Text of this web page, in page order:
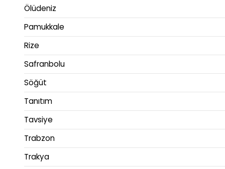
Ölüdeniz
Pamukkale
Rize
Safranbolu
Söğüt
Tanıtım
Tavsiye
Trabzon
Trakya